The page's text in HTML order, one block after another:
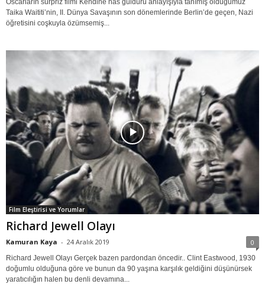
Oscarların sürpriz filmi Kendine has güldürü anlayışıyla tanımış olduğumuz
Taika Waititi’nin, II. Dünya Savaşının son dönemlerinde Berlin’de geçen, Nazi
öğretisini coşkuyla özümsemiş...
Film Eleştirisi ve Yorumlar
Richard Jewell Olayı
Kamuran Kaya - 24 Aralık 2019 0
Richard Jewell Olayı Gerçek bazen pardondan öncedir.. Clint Eastwood, 1930
doğumlu olduğuna göre ve bunun da 90 yaşına karşılık geldiğini düşünürsek
yaratıcılığın halen bu denli devamına...